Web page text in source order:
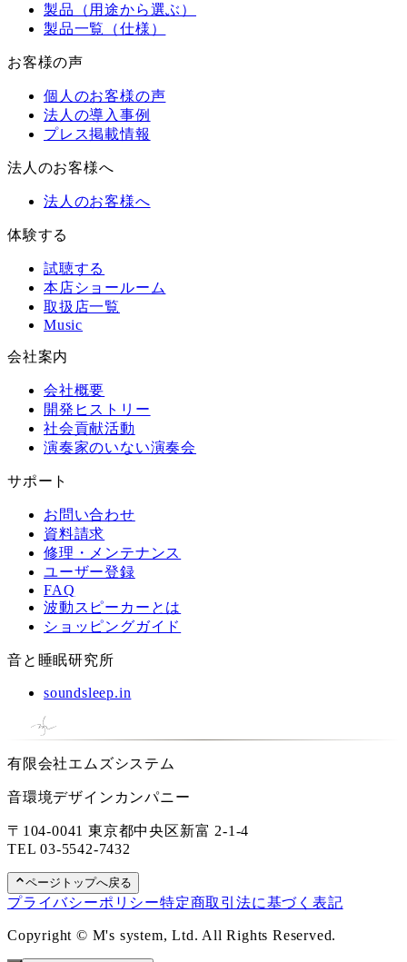
製品（用途から選ぶ）
製品一覧（仕様）
お客様の声
個人のお客様の声
法人の導入事例
プレス掲載情報
法人のお客様へ
法人のお客様へ
体験する
試聴する
本店ショールーム
取扱店一覧
Music
会社案内
会社概要
開発ヒストリー
社会貢献活動
演奏家のいない演奏会
サポート
お問い合わせ
資料請求
修理・メンテナンス
ユーザー登録
FAQ
波動スピーカーとは
ショッピングガイド
音と睡眠研究所
soundsleep.in
有限会社エムズシステム
音環境デザインカンパニー
〒104-0041 東京都中央区新富 2-1-4
TEL03-5542-7432
ページトップへ戻る
プライバシーポリシー特定商取引法に基づく表記
Copyright © M's system, Ltd. All Rights Reserved.